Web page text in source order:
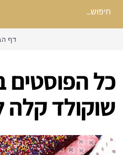
חיפוש
דף
כל הפוסטים
שוקולד קלה